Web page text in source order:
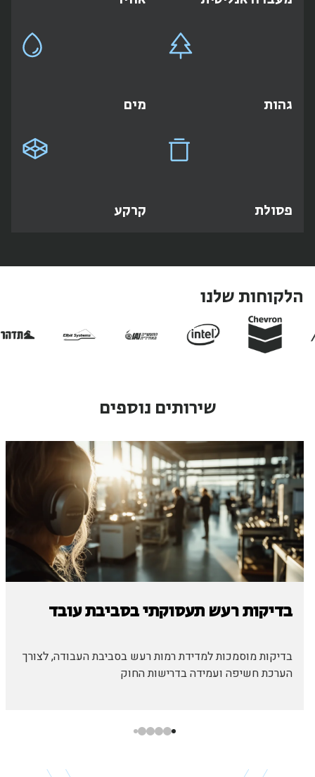
גהות מים
פסולת קרקע
הלקוחות שלנו
שירותים נוספים
בדיקות רעש תעסוקתי בסביבת עובד
בדיקות מוסמכות למדידת רמות רעש בסביבת העבודה, לצורך
הערכת חשיפה ועמידה בדרישות החוק